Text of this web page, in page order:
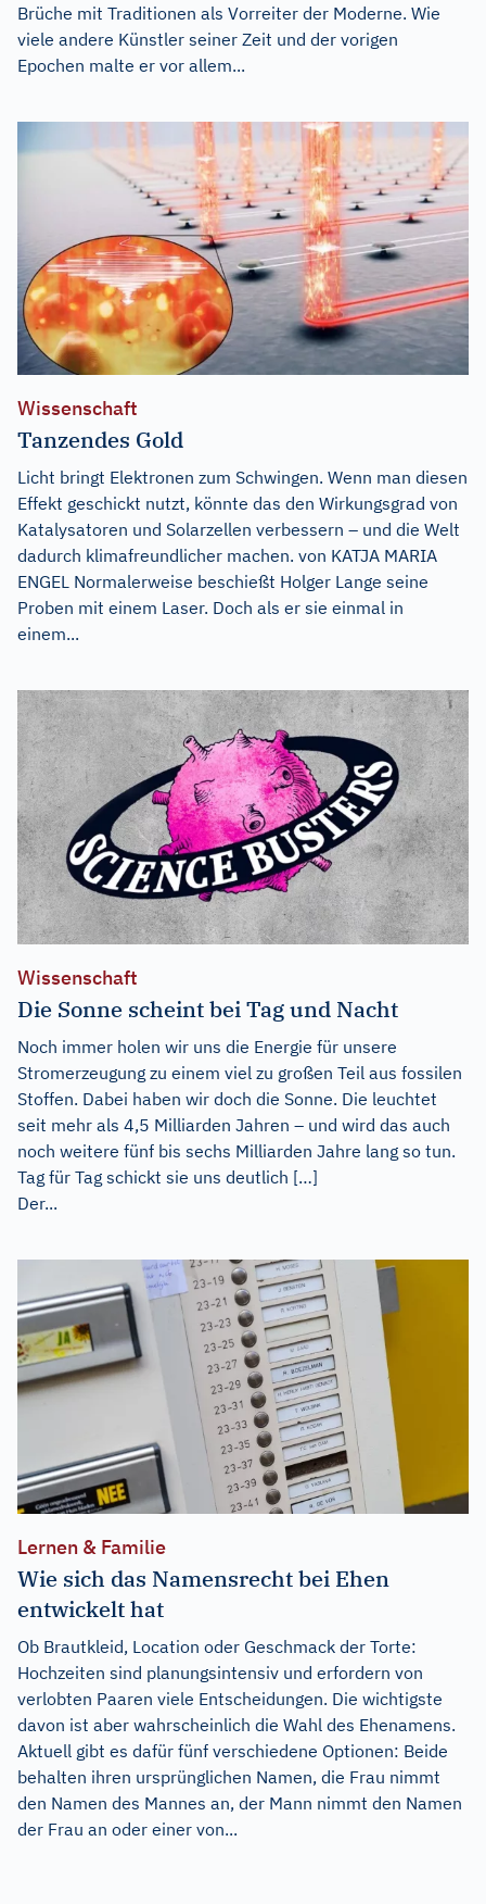
Brüche mit Traditionen als Vorreiter der Moderne. Wie
viele andere Künstler seiner Zeit und der vorigen
Epochen malte er vor allem...
Wissenschaft
Tanzendes Gold
Licht bringt Elektronen zum Schwingen. Wenn man diesen
Effekt geschickt nutzt, könnte das den Wirkungsgrad von
Katalysatoren und Solarzellen verbessern – und die Welt
dadurch klimafreundlicher machen. von KATJA MARIA
ENGEL Normalerweise beschießt Holger Lange seine
Proben mit einem Laser. Doch als er sie einmal in
einem...
Wissenschaft
Die Sonne scheint bei Tag und Nacht
Noch immer holen wir uns die Energie für unsere
Stromerzeugung zu einem viel zu großen Teil aus fossilen
Stoffen. Dabei haben wir doch die Sonne. Die leuchtet
seit mehr als 4,5 Milliarden Jahren – und wird das auch
noch weitere fünf bis sechs Milliarden Jahre lang so tun.
Tag für Tag schickt sie uns deutlich […]
Der...
Lernen & Familie
Wie sich das Namensrecht bei Ehen
entwickelt hat
Ob Brautkleid, Location oder Geschmack der Torte:
Hochzeiten sind planungsintensiv und erfordern von
verlobten Paaren viele Entscheidungen. Die wichtigste
davon ist aber wahrscheinlich die Wahl des Ehenamens.
Aktuell gibt es dafür fünf verschiedene Optionen: Beide
behalten ihren ursprünglichen Namen, die Frau nimmt
den Namen des Mannes an, der Mann nimmt den Namen
der Frau an oder einer von...